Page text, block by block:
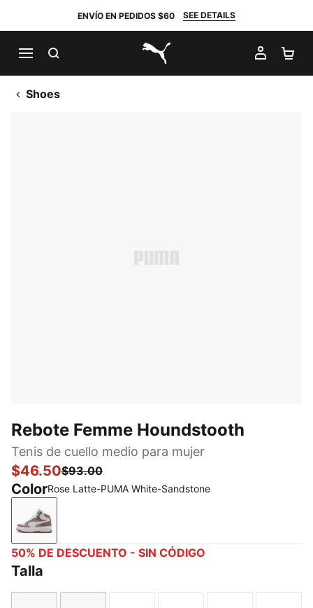
ENVÍO EN PEDIDOS $60 SEE DETAILS
PUMA.com
MI
Shoes
Rebote Femme Houndstooth
Tenis de cuello medio para mujer
$46.50$93.00
ColorRose Latte-PUMA White-Sandstone
Rose Latte-PUMA White-Sandstone
50% DE DESCUENTO - SIN CÓDIGO
Talla